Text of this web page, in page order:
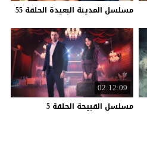
مسلسل المدينة البعيدة الحلقة 55
02:12:09
مسلسل القبيحة الحلقة 5